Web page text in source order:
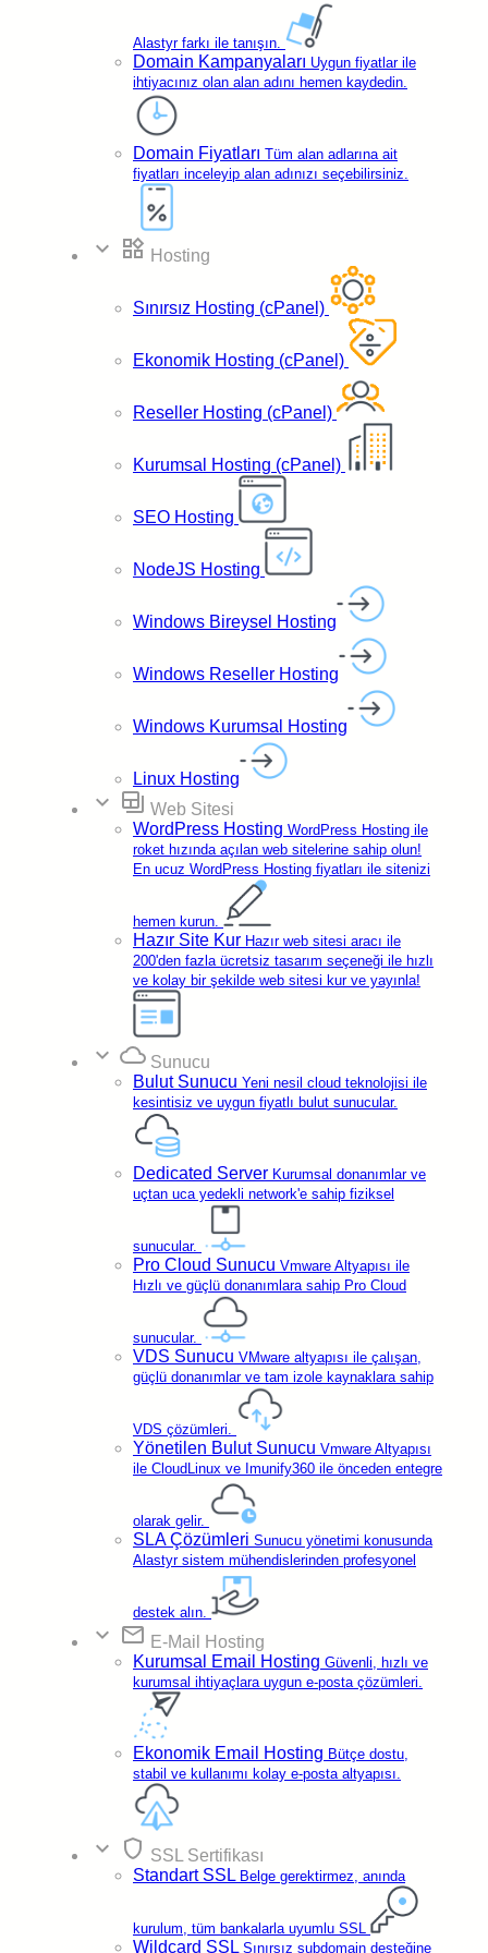
Alastyr farkı ile tanışın.
Domain Kampanyaları Uygun fiyatlar ile
ihtiyacınız olan alan adını hemen kaydedin.
Domain Fiyatları Tüm alan adlarına ait
fiyatları inceleyip alan adınızı seçebilirsiniz.
expand_more widgets Hosting
Sınırsız Hosting (cPanel)
Ekonomik Hosting (cPanel)
Reseller Hosting (cPanel)
Kurumsal Hosting (cPanel)
SEO Hosting
NodeJS Hosting
Windows Bireysel Hosting
Windows Reseller Hosting
Windows Kurumsal Hosting
Linux Hosting
expand_more backup_table Web Sitesi
WordPress Hosting WordPress Hosting ile
roket hızında açılan web sitelerine sahip olun!
En ucuz WordPress Hosting fiyatları ile sitenizi
hemen kurun.
Hazır Site Kur Hazır web sitesi aracı ile
200'den fazla ücretsiz tasarım seçeneği ile hızlı
ve kolay bir şekilde web sitesi kur ve yayınla!
expand_more cloud Sunucu
Bulut Sunucu Yeni nesil cloud teknolojisi ile
kesintisiz ve uygun fiyatlı bulut sunucular.
Dedicated Server Kurumsal donanımlar ve
uçtan uca yedekli network'e sahip fiziksel
sunucular.
Pro Cloud Sunucu Vmware Altyapısı ile
Hızlı ve güçlü donanımlara sahip Pro Cloud
sunucular.
VDS Sunucu VMware altyapısı ile çalışan,
güçlü donanımlar ve tam izole kaynaklara sahip
VDS çözümleri.
Yönetilen Bulut Sunucu Vmware Altyapısı
ile CloudLinux ve Imunify360 ile önceden entegre
olarak gelir.
SLA Çözümleri Sunucu yönetimi konusunda
Alastyr sistem mühendislerinden profesyonel
destek alın.
expand_more email E-Mail Hosting
Kurumsal Email Hosting Güvenli, hızlı ve
kurumsal ihtiyaçlara uygun e-posta çözümleri.
Ekonomik Email Hosting Bütçe dostu,
stabil ve kullanımı kolay e-posta altyapısı.
expand_more shield SSL Sertifikası
Standart SSL Belge gerektirmez, anında
kurulum, tüm bankalarla uyumlu SSL
Wildcard SSL Sınırsız subdomain desteğine
TürkçeDomain Paneli
ÜcretsizDNS Yönetimi
₺1.299, 'dan başlayan fiyatlarla.
7/24 Çözüm OdaklıDestek
Transfer₺1.299,
Kayıt₺1.299,62
Yenileme₺1.299,
Sorgula
.TUBE Domain(Generic)
Kayıt Otoritesi: Latin American
Telecom LLC
.TUBE domain uzantısı hakkında
.TUBE Domain Fiyatları
Transfer, Kayıt ve Yenileme fiyatlarını inceleyin
.TUBE Domain
Domaininizin süresi 1 yıl uzatılır.
.TUBE Domain